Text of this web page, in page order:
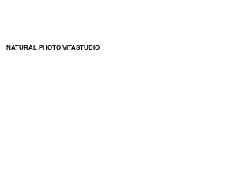
NATURAL PHOTO VITASTUDIO